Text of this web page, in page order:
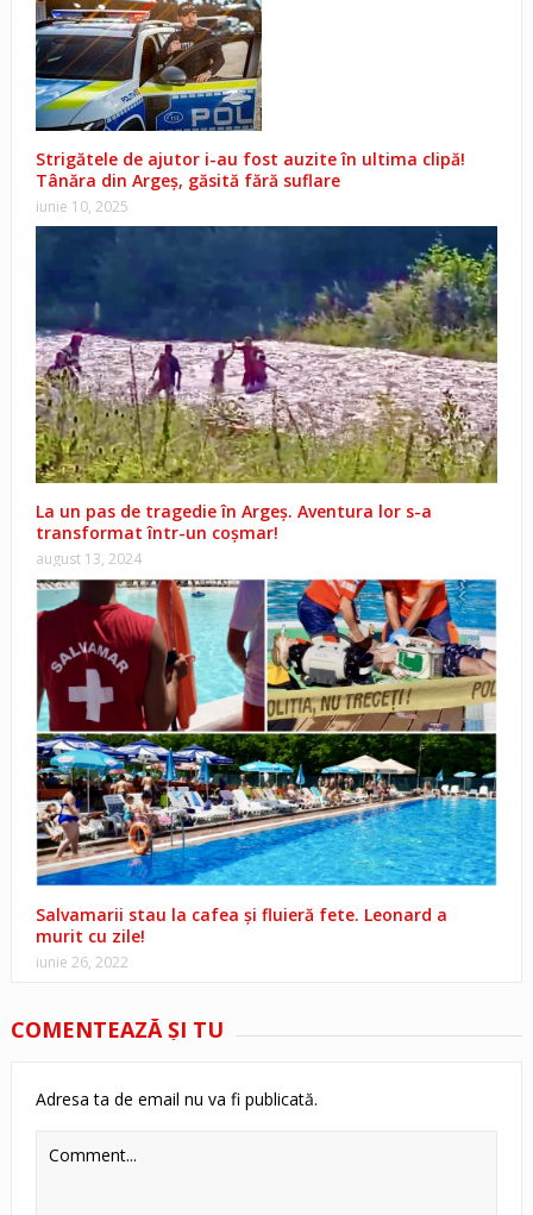
Strigătele de ajutor i-au fost auzite în ultima clipă!
Tânăra din Argeș, găsită fără suflare
iunie 10, 2025
La un pas de tragedie în Argeș. Aventura lor s-a
transformat într-un coșmar!
august 13, 2024
Salvamarii stau la cafea și fluieră fete. Leonard a
murit cu zile!
iunie 26, 2022
COMENTEAZĂ ŞI TU
Adresa ta de email nu va fi publicată.